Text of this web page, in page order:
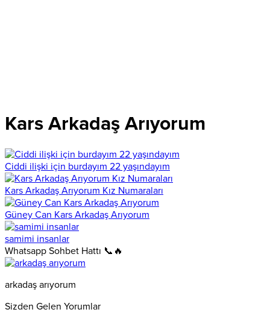
Kars Arkadaş Arıyorum
Ciddi ilişki için burdayım 22 yaşındayım
Kars Arkadaş Arıyorum Kız Numaraları
Güney Can Kars Arkadaş Arıyorum
samimi insanlar
Whatsapp Sohbet Hattı 📞🔥
arkadaş arıyorum
Sizden Gelen Yorumlar